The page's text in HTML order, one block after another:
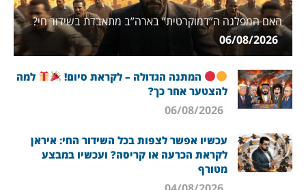
האם המפלגה ה”דמוקרטית” בארה”ב מתאבדת בשידור חי?
06/08/2026
המתנה הגדולה – לקראת סיום!
למה
להצטער אחר כך?
עכשיו אפשר לצפות בכל השידור החי: איראן
לקראת הכרעה או קריסה? ועכשיו במבצע
מטורף